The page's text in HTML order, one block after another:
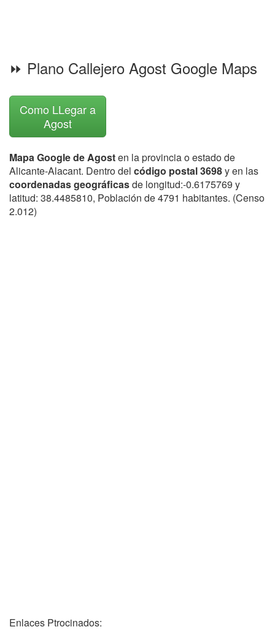
⏩ Plano Callejero Agost Google Maps
Como LLegar a
Agost
Mapa Google de Agosten la provincia o estado de
Alicante-Alacant. Dentro del código postal 3698y en las
coordenadas geográficasde longitud:-0.6175769 y
latitud: 38.4485810, Población de 4791 habitantes. (Censo
2.012)
Enlaces Ptrocinados: